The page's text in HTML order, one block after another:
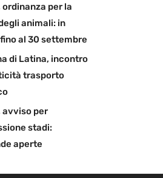
ordinanza per la
animali: in
al 30 settembre
di Latina, incontro
trasporto
avviso per
stadi:
aperte